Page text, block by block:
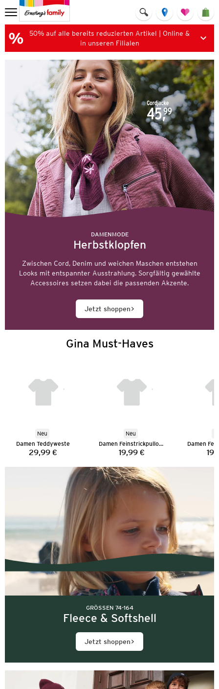
50% auf alle bereits reduzierten Artikel | Online &
in unseren Filialen
DAMENMODE
Herbstklopfen
Zwischen Cord, Denim und weichen Maschen entstehen
Looks mit entspannter Ausstrahlung. Sorgfältig gewählte
Accessoires setzen dabei die passenden Akzente.
Jetzt shoppen
Gina Must-Haves
Neu
Damen Teddyweste
Preis:
29,99 €
Neu
Damen Feinstrickpullover
Preis:
19,99 €
GRÖSSEN 74-164
Fleece & Softshell
Jetzt shoppen